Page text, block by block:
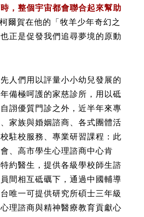
，整個宇宙都會聯合起來幫助
爾賀在他的「牧羊少年奇幻之
正是促發我們追尋夢境的原動
人們用以評量小小幼兒發展的
備極呵護的家慈診所，用以砥
詡優質門診之外，近半年來專
家族與婚姻諮商、各式團體活
駐校服務、專業研習課程：此
、高市學生心理諮商中心肯
約醫生，提供各級學校師生諮
間相互砥礪下，通過中國輔導
唯一可提供研究所碩士三年級
理諮商與精神醫療教育貢獻心